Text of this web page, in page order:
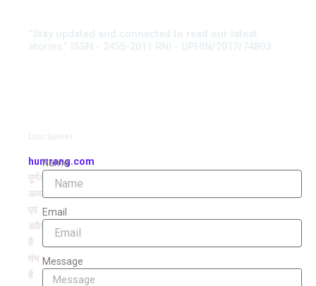
“Stay updated and connected to read our latest
stories.” ISSN - 2455-2011 RNI - UPHIN/2017/74803
humrang.com
पूर्णतः
अव्यवसायिक
एवं
अवैतनिक
है
मंच
है
Name
Email
Message